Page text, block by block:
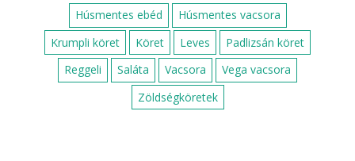
Húsmentes ebéd
Húsmentes vacsora
Krumpli köret
Köret Leves
Padlizsán köret
Reggeli
Saláta Vacsora
Vega vacsora
Zöldségköretek